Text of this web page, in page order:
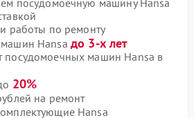
посудомоечную машину Hansa
работы по ремонту
Hansa до 3-х лет
посудомоечных машин Hansa в
20%
на ремонт
Hansa